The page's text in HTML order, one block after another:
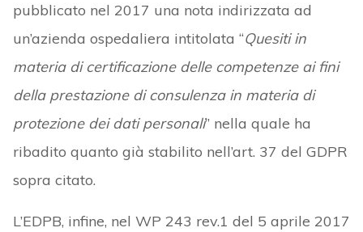
pubblicato nel 2017 una nota indirizzata ad
un’azienda ospedaliera intitolata “Quesiti in
materia di certificazione delle competenze ai fini
della prestazione di consulenza in materia di
protezione dei dati personali” nella quale ha
ribadito quanto già stabilito nell’art. 37 del GDPR
sopra citato.
L’EDPB, infine, nel WP 243 rev.1 del 5 aprile 2017